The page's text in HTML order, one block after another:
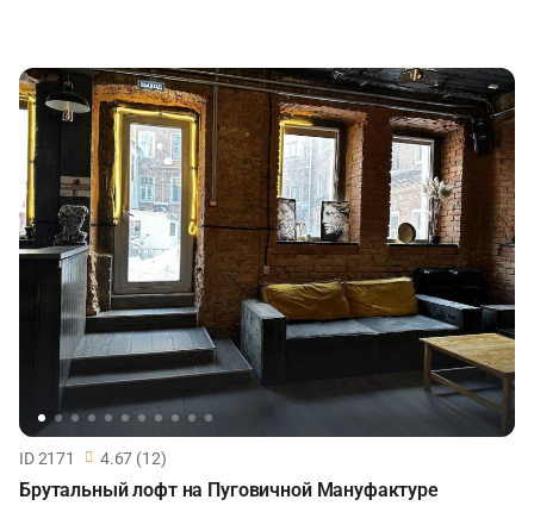
ID 2171 4.67 (12)
Брутальный лофт на Пуговичной Мануфактуре